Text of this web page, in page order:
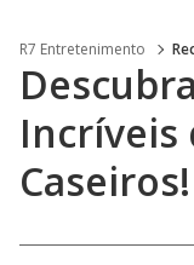
R7 Entretenimento
Incríveis
Caseiros!